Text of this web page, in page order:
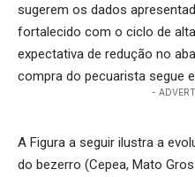
sugerem os dados
fortalecido com o ciclo de
expectativa de redução no
compra do pecuarista segue
-
A Figura a seguir ilustra a
do bezerro (Cepea, Mato